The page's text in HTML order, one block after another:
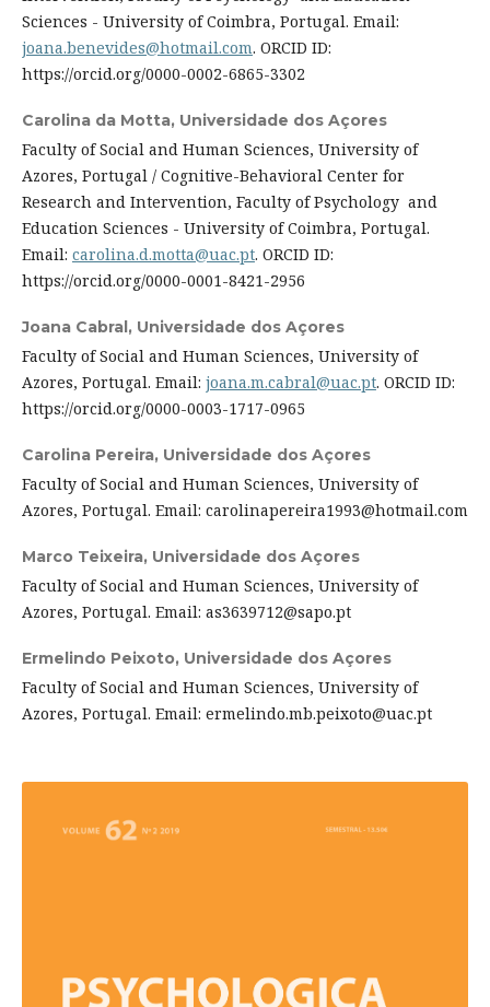
Sciences - University of Coimbra, Portugal. Email:
joana.benevides@hotmail.com. ORCID ID:
https://orcid.org/0000-0002-6865-3302
Carolina da Motta, Universidade dos Açores
Faculty of Social and Human Sciences, University of
Azores, Portugal / Cognitive-Behavioral Center for
Research and Intervention, Faculty of Psychology and
Education Sciences - University of Coimbra, Portugal.
Email: carolina.d.motta@uac.pt. ORCID ID:
https://orcid.org/0000-0001-8421-2956
Joana Cabral, Universidade dos Açores
Faculty of Social and Human Sciences, University of
Azores, Portugal. Email: joana.m.cabral@uac.pt. ORCID ID:
https://orcid.org/0000-0003-1717-0965
Carolina Pereira, Universidade dos Açores
Faculty of Social and Human Sciences, University of
Azores, Portugal. Email: carolinapereira1993@hotmail.com
Marco Teixeira, Universidade dos Açores
Faculty of Social and Human Sciences, University of
Azores, Portugal. Email: as3639712@sapo.pt
Ermelindo Peixoto, Universidade dos Açores
Faculty of Social and Human Sciences, University of
Azores, Portugal. Email: ermelindo.mb.peixoto@uac.pt